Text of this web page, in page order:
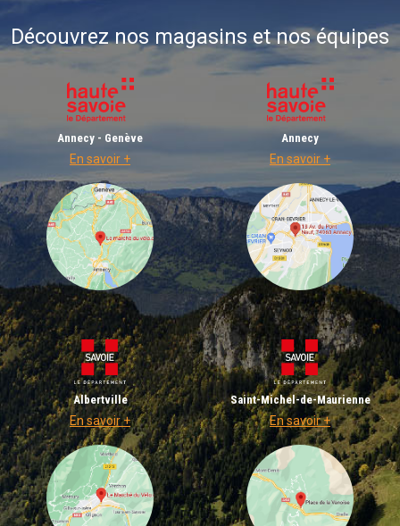
Découvrez nos magasins et nos équipes
Annecy - Genève
En savoir +
Annecy
En savoir +
Albertville
En savoir +
Saint-Michel-de-Maurienne
En savoir +